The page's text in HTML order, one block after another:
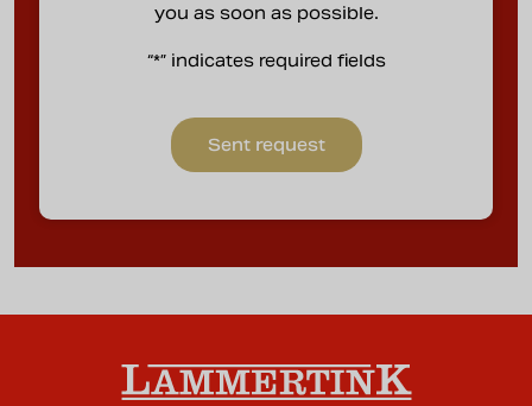
you as soon as possible.
“*” indicates required fields
Sent request